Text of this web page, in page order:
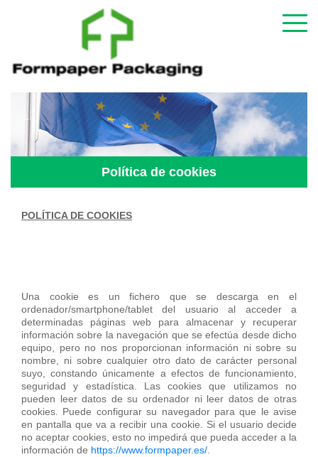
Política de cookies
POLÍTICA DE COOKIES
Una cookie es un fichero que se descarga en el
ordenador/smartphone/tablet del usuario al acceder a
determinadas páginas web para almacenar y recuperar
información sobre la navegación que se efectúa desde dicho
equipo, pero no nos proporcionan información ni sobre su
nombre, ni sobre cualquier otro dato de carácter personal
suyo, constando únicamente a efectos de funcionamiento,
seguridad y estadística. Las cookies que utilizamos no
pueden leer datos de su ordenador ni leer datos de otras
cookies. Puede configurar su navegador para que le avise
en pantalla que va a recibir una cookie. Si el usuario decide
no aceptar cookies, esto no impedirá que pueda acceder a la
información de https://www.formpaper.es/.